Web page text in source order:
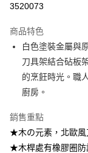
1.分期款項不併入電信
2.透過簡訊連結打開帳
【注意事項】
1.本服務係由「台灣
用戶於交易時，得透
買賣價金債權讓與本
資料（包含姓名、電
由本公司與您本人進
3.完整用戶服務條款，
3520073
商品特色
白色塗裝金屬與
刀具架結合砧板
的烹飪時光。職
廚房。
銷售重點
★木の元素，北歐風
★木桿處有橡膠圈防